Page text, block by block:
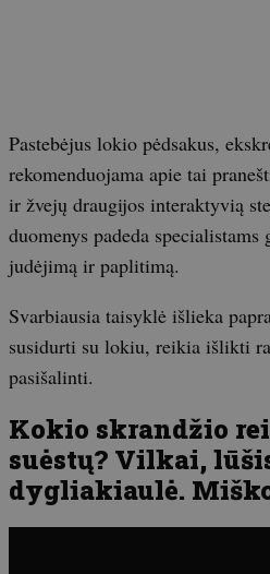
Pastebėjus lokio pėdsakus,
rekomenduojama apie tai
ir žvejų draugijos interaktyvią
duomenys padeda
judėjimą ir paplitimą.
Svarbiausia taisyklė išlieka
susidurti su lokiu, reikia išlikti
pasišalinti.
Kokio skrandžio
suėstų? Vilkai,
dygliakiaulė.